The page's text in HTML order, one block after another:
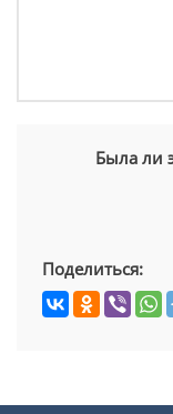
Была ли
Поделиться: